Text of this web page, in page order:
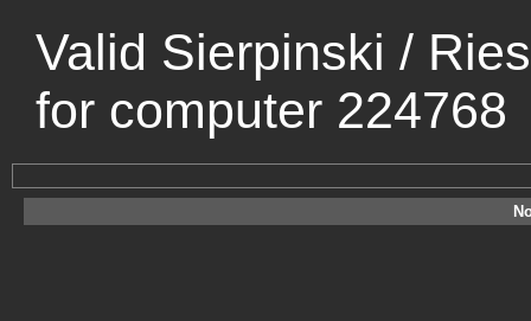
Valid Sierpinski /
for computer 224768